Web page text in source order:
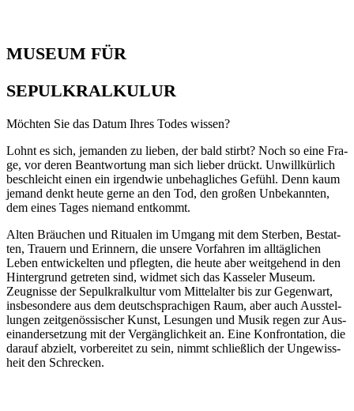
MUSEUM FÜR
SEPULKRALKULUR
Möch­ten Sie das Datum Ihres Todes wissen?
Lohnt es sich, jeman­den zu lie­ben, der bald stirbt? Noch so eine Fra­
ge, vor deren Beant­wor­tung man sich lie­ber drückt. Unwill­kür­lich
beschleicht einen ein irgend­wie unbe­hag­li­ches Gefühl. Denn kaum
jemand denkt heu­te ger­ne an den Tod, den gro­ßen Unbe­kann­ten,
dem eines Tages nie­mand entkommt.
Alten Bräu­chen und Ritua­len im Umgang mit dem Ster­ben, Bestat­
ten, Trau­ern und Erin­nern, die unse­re Vor­fah­ren im all­täg­li­chen
Leben ent­wi­ckel­ten und pfleg­ten, die heu­te aber weit­ge­hend in den
Hin­ter­grund getre­ten sind, wid­met sich das Kas­se­ler Muse­um.
Zeug­nis­se der Sepul­kral­kul­tur vom Mit­tel­al­ter bis zur Gegen­wart,
ins­be­son­de­re aus dem deutsch­spra­chi­gen Raum, aber auch Aus­stel­
lun­gen zeit­ge­nös­si­scher Kunst, Lesun­gen und Musik regen zur Aus­
ein­an­der­set­zung mit der Ver­gäng­lich­keit an. Eine Kon­fron­ta­ti­on, die
dar­auf abzielt, vor­be­rei­tet zu sein, nimmt schließ­lich der Unge­wiss­
heit den Schrecken.